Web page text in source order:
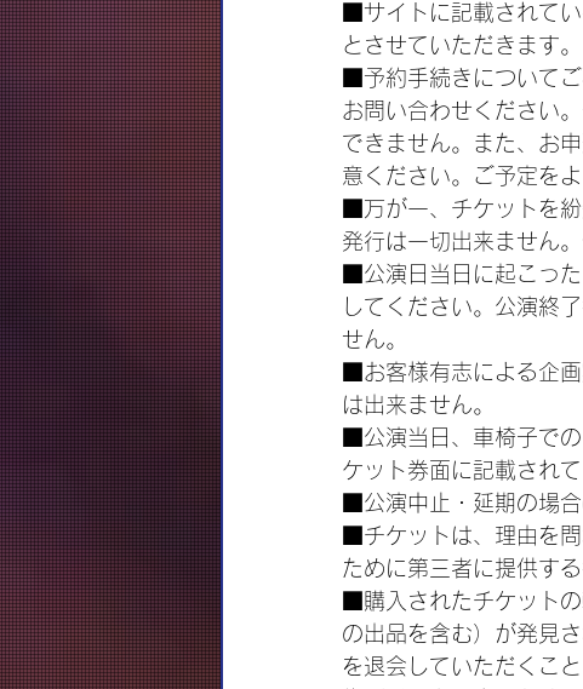
■サイトに記載されて
とさせていただきます。
■予約手続きについて
お問い合わせください
できません。また、お
意ください。ご予定を
■万が一、チケットを
発行は一切出来ません
■公演日当日に起こっ
してください。公演終
せん。
■お客様有志による企
は出来ません。
■公演当日、車椅子で
ケット券面に記載され
■公演中止・延期の場
■チケットは、理由を
ために第三者に提供す
■購入されたチケット
の出品を含む）が発見
を退会していただくこ